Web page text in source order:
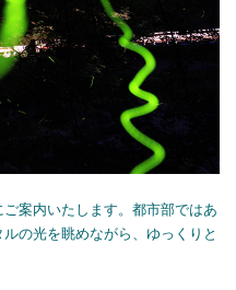
案内いたします。都市部ではあ
の光を眺めながら、ゆっくりと